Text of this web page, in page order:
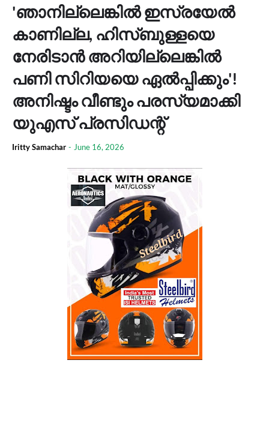
'ഞാനില്ലെങ്കില്‍ ഇസ്രയേല്‍
കാണില്ല, ഹിസ്ബുള്ളയെ
നേരിടാന്‍ അറിയില്ലെങ്കില്‍
പണി സിറിയയെ ഏല്‍പ്പിക്കും'!
അനിഷ്ടം വീണ്ടും പരസ്യമാക്കി
യുഎസ് പ്രസിഡന്റ്
Iritty Samachar - June 16, 2026